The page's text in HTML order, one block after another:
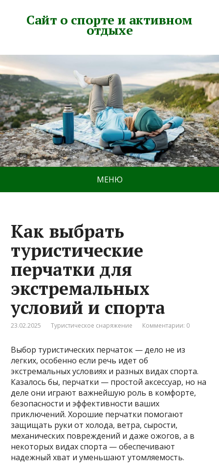
Сайт о спорте и активном
отдыхе
МЕНЮ
Как выбрать
туристические
перчатки для
экстремальных
условий и спорта
23.02.2025 Туристическое снаряжение Комментарии: 0
Выбор туристических перчаток — дело не из
легких, особенно если речь идет об
экстремальных условиях и разных видах спорта.
Казалось бы, перчатки — простой аксессуар, но на
деле они играют важнейшую роль в комфорте,
безопасности и эффективности ваших
приключений. Хорошие перчатки помогают
защищать руки от холода, ветра, сырости,
механических повреждений и даже ожогов, а в
некоторых видах спорта — обеспечивают
надежный хват и уменьшают утомляемость.